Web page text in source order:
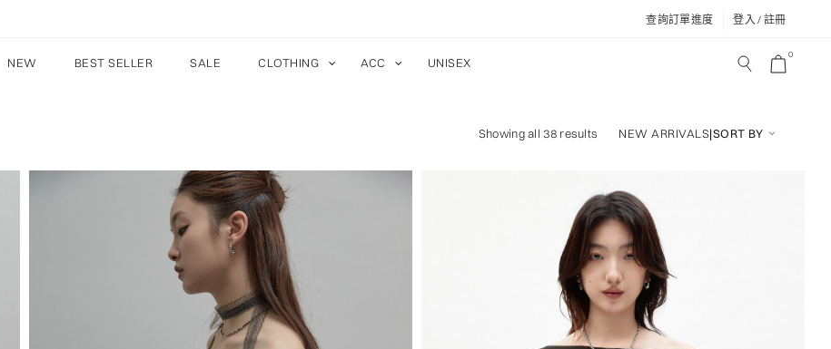
查詢訂單進度 登入 / 註冊
NEW BEST SELLER SALE CLOTHING ACC UNISEX
0
Showing all 38 results NEW ARRIVALS|SORT BY